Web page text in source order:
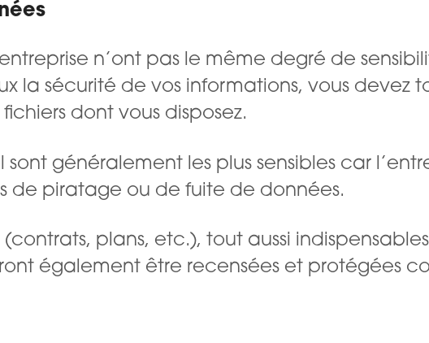
n’ont pas le même degré de
la sécurité de vos informations, vous devez
dont vous disposez.
généralement les plus sensibles car
de piratage ou de fuite de données.
(contrats, plans, etc.), tout aussi
également être recensées et protégées